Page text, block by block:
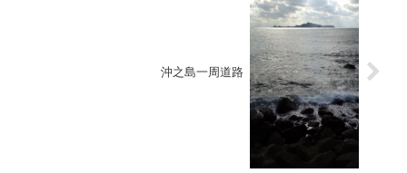
沖之島一周道路